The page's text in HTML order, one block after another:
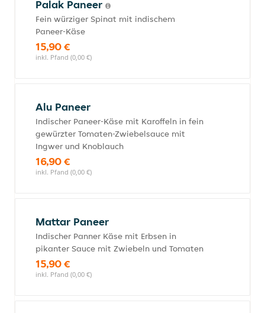
Palak Paneer
Fein würziger Spinat mit indischem
Paneer-Käse
15,90 €
inkl. Pfand (0,00 €)
Alu Paneer
Indischer Paneer-Käse mit Karoffeln in fein
gewürzter Tomaten-Zwiebelsauce mit
Ingwer und Knoblauch
16,90 €
inkl. Pfand (0,00 €)
Mattar Paneer
Indischer Panner Käse mit Erbsen in
pikanter Sauce mit Zwiebeln und Tomaten
15,90 €
inkl. Pfand (0,00 €)